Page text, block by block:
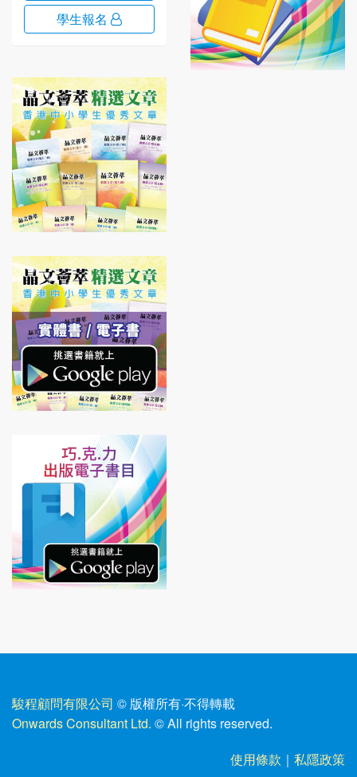
學生報名
駿程顧問有限公司 © 版權所有·不得轉載
Onwards Consultant Ltd. © All rights reserved.
使用條款 ｜ 私隱政策